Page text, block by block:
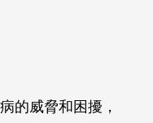
的威脅和困擾，